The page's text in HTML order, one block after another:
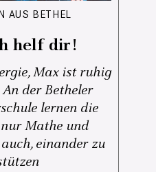
AUS BETHEL
helf dir!
Max ist ruhig
der Betheler
lernen die
Mathe und
einander zu